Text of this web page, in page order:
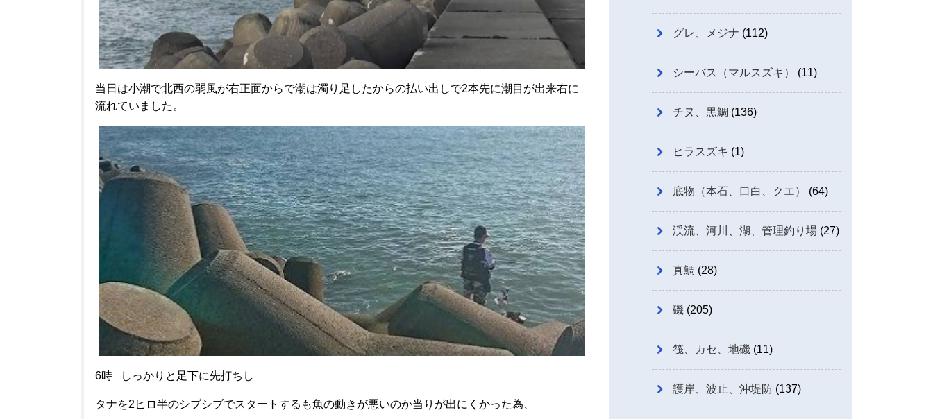
当日は小潮で北西の弱風が右正面からで潮は濁り足したからの払い出しで2本先に潮目が出来右に
流れていました。
6時 しっかりと足下に先打ちし
タナを2ヒロ半のシブシブでスタートするも魚の動きが悪いのか当りが出にくかった為、
グレ、メジナ (112)
シーバス（マルスズキ） (11)
チヌ、黒鯛 (136)
ヒラスズキ (1)
底物（本石、口白、クエ） (64)
渓流、河川、湖、管理釣り場 (27)
真鯛 (28)
磯 (205)
筏、カセ、地磯 (11)
護岸、波止、沖堤防 (137)